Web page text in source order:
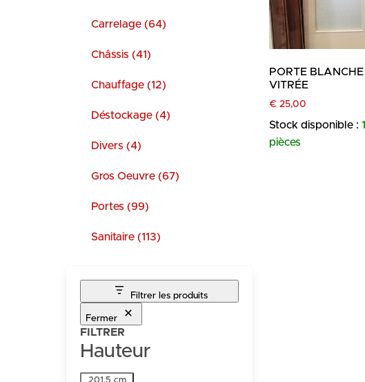
Carrelage (64)
Châssis (41)
Chauffage (12)
Déstockage (4)
Divers (4)
Gros Oeuvre (67)
Portes (99)
Sanitaire (113)
Filtrer les produits
Fermer
FILTRER
Hauteur
Hauteur
PORTE BLANCHE
VITRÉE
€ 25,00
Stock disponible : 1
pièces